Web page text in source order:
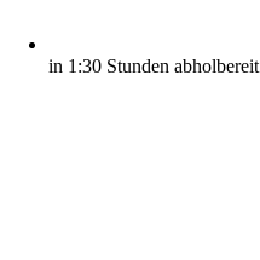
in 1:30 Stunden abholbereit